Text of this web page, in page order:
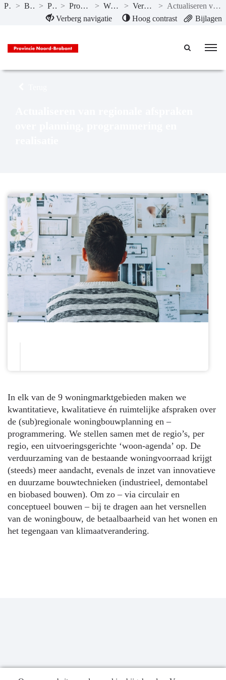
Naar hoofdinhoud
Publicaties> Begroting 2022 > Programma’s > Programma 2 Ruimte en wonen > Wat willen we bereiken? > Versnellen van de woningbouw >
Actualiseren van regionale afspraken over planning, programmering en realisatie
Verberg navigatie
Hoog contrast Bijlagen
In elk van de 9 woningmarktgebieden maken we
kwantitatieve, kwalitatieve én ruimtelijke afspraken over
de (sub)regionale woningbouwplanning en –
programmering. We stellen samen met de regio’s, per
regio, een uitvoeringsgerichte ‘woon-agenda’ op. De
verduurzaming van de bestaande woningvoorraad krijgt
(steeds) meer aandacht, evenals de inzet van innovatieve
en duurzame bouwtechnieken (industrieel, demontabel
en biobased bouwen). Om zo – via circulair en
conceptueel bouwen – bij te dragen aan het versnellen
van de woningbouw, de betaalbaarheid van het wonen en
het tegengaan van klimaatverandering.